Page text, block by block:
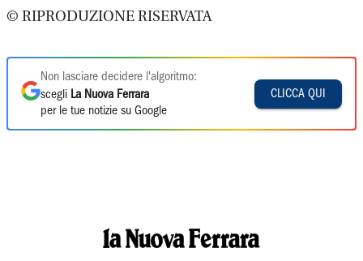
© RIPRODUZIONE RISERVATA
Non lasciare decidere l'algoritmo:
scegli La Nuova Ferrara
per le tue notizie su Google
CLICCA QUI